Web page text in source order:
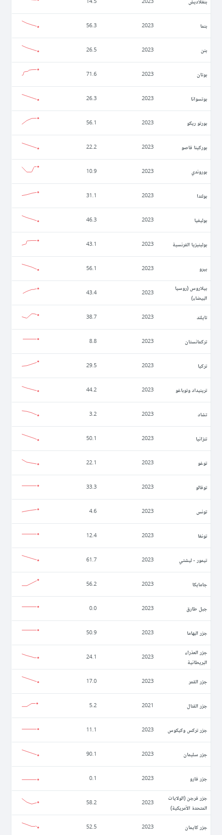
بنما 2023
56.3
بنن 2023
26.5
بوتان 2023
71.6
بوتسوانا 2023
26.3
بورتو ريكو 2023
56.1
بوركينا فاصو 2023
22.2
بوروندي 2023
10.9
بولندا 2023
31.1
بوليفيا 2023
46.3
بولينيزيا الفرنسية 2023
43.1
بيرو 2023
56.1
بيلاروس (روسيا
البيضاء)
2023
43.4
تايلند 2023
38.7
تركمانستان 2023
8.8
تركيا 2023
29.5
ترينيداد وتوباغو 2023
44.2
تشاد 2023
3.2
تنزانيا 2023
50.1
توغو 2023
22.1
توفالو 2023
33.3
تونس 2023
4.6
تونغا 2023
12.4
تيمور - ليشتي 2023
61.7
جامايكا 2023
56.2
جبل طارق 2023
0.0
جزر البهاما 2023
50.9
جزر العذراء
البريطانية
2023
24.1
جزر القمر 2023
17.0
جزر القنال 2021
5.2
جزر تركس وكيكوس 2023
11.1
جزر سليمان 2023
90.1
جزر فارو 2023
0.1
جزر فرجن (الولايات
المتحدة الأمريكية)
2023
58.2
جزر كايمان 2023
52.5